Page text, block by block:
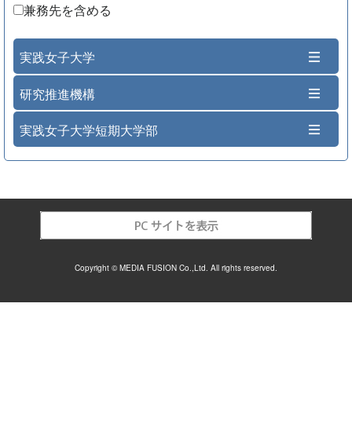
兼務先を含める
実践女子大学
研究推進機構
実践女子大学短期大学部
Copyright © MEDIA FUSION Co.,Ltd. All rights reserved.